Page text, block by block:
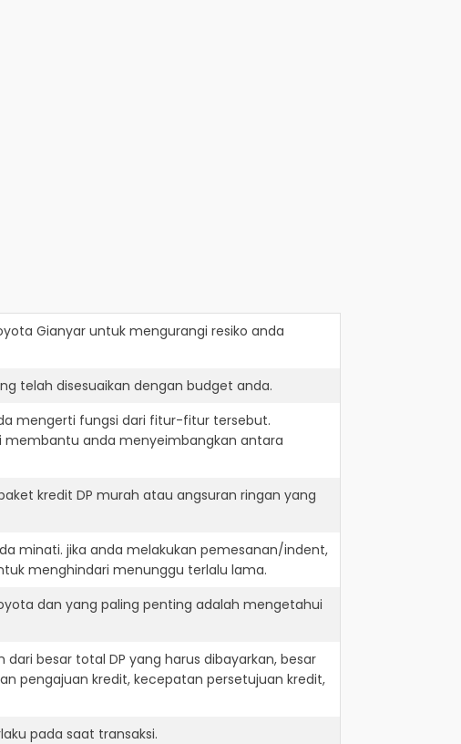
Gianyar untuk mengurangi resiko anda
telah disesuaikan dengan budget anda.
mengerti fungsi dari fitur-fitur tersebut.
anda menyeimbangkan antara
kredit DP murah atau angsuran ringan yang
minati. jika anda melakukan pemesanan/indent,
menghindari menunggu terlalu lama.
dan yang paling penting adalah mengetahui
besar total DP yang harus dibayarkan, besar
pengajuan kredit, kecepatan persetujuan kredit,
pada saat transaksi.